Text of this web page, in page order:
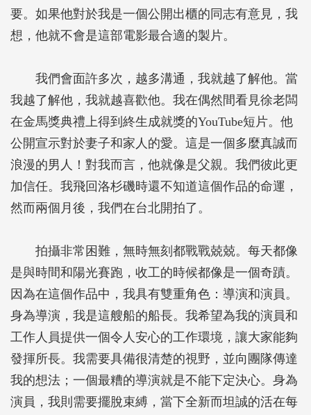
要。如果他對於我是一個公開出櫃的同志有意見，我
想，他就不會是這部電影最合適的製片。
我們會面許多次，越多溝通，我就越了解他。當
我越了解他，我就越喜歡他。我在偶然間看見徐老闆
在金馬獎典禮上得到終生成就獎的YouTube短片。他
公開宣示對於妻子和家人的愛。這是一個多麼真誠而
浪漫的男人！對我而言，他就像是父親。我們彼此更
加信任。我飛回洛杉磯時還不知道這個作品的命運，
然而兩個月後，我們在台北開拍了。
拍攝非常困難，無時無刻都戰戰兢兢。每天都像
是與時間和陽光賽跑，收工的時候都像是一個奇蹟。
因為在這個作品中，我具有雙重角色：導演和演員。
身為導演，我是這艘船的船長。我希望為我的演員和
工作人員提供一個令人安心的工作環境，讓大家能夠
發揮所長。我需要具備很清楚的視野，並向團隊傳達
我的想法；一個最糟的導演就是不能下定決心。身為
演員，我則需要擺脫束縛，當下全新而坦誠的活在每